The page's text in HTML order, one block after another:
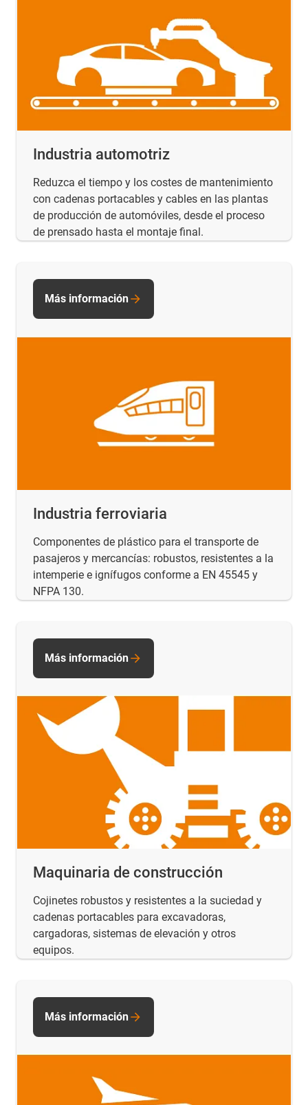
Industria automotriz
Reduzca el tiempo y los costes de mantenimiento
con cadenas portacables y cables en las plantas
de producción de automóviles, desde el proceso
de prensado hasta el montaje final.
Industria ferroviaria
Componentes de plástico para el transporte de
pasajeros y mercancías: robustos, resistentes a la
intemperie e ignífugos conforme a EN 45545 y
NFPA 130.
Más información
Maquinaria de construcción
Cojinetes robustos y resistentes a la suciedad y
cadenas portacables para excavadoras,
cargadoras, sistemas de elevación y otros
equipos.
Más información
Más información